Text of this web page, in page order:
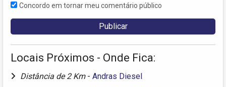
Concordo em tornar meu comentário público
Locais Próximos - Onde Fica:
Distância de 2 Km - Andras Diesel